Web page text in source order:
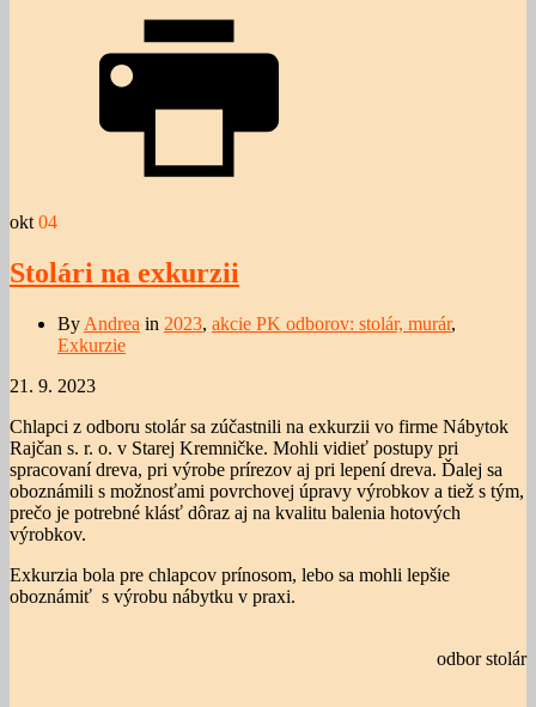
okt 04
Stolári na exkurzii
By Andrea in 2023, akcie PK odborov: stolár, murár,
Exkurzie
21. 9. 2023
Chlapci z odboru stolár sa zúčastnili na exkurzii vo firme Nábytok
Rajčan s. r. o. v Starej Kremničke. Mohli vidieť postupy pri
spracovaní dreva, pri výrobe prírezov aj pri lepení dreva. Ďalej sa
oboznámili s možnosťami povrchovej úpravy výrobkov a tiež s tým,
prečo je potrebné klásť dôraz aj na kvalitu balenia hotových
výrobkov.
Exkurzia bola pre chlapcov prínosom, lebo sa mohli lepšie
oboznámiť s výrobu nábytku v praxi.
odbor stolár